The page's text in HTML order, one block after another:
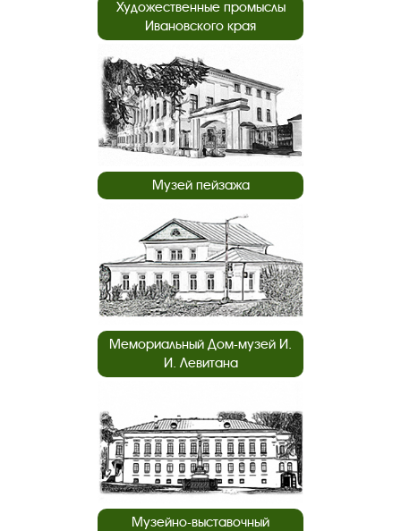
Художественные промыслы
Ивановского края
Музей пейзажа
Мемориальный Дом-музей И.
И. Левитана
Музейно-выставочный